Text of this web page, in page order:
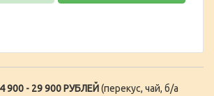
- 29 900 РУБЛЕЙ(перекус, чай, б/а